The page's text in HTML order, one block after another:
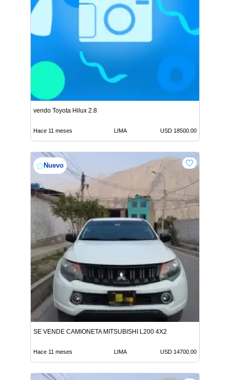
vendo Toyota Hilux 2.8
Hace 11 meses LIMA USD 18500.00
Nuevo
SE VENDE CAMIONETA MITSUBISHI L200 4X2
Hace 11 meses LIMA USD 14700.00